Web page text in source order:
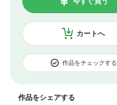
カートへ
作品をチェックする
作品をシェアする